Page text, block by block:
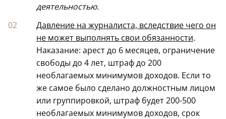
деятельностью.
Давление на журналиста, вследствие чего он
не может выполнять свои обязанности.
Наказание: арест до 6 месяцев, ограничение
свободы до 4 лет, штраф до 200
необлагаемых минимумов доходов. Если то
же самое было сделано должностным лицом
или группировкой, штраф будет 200-500
необлагаемых минимумов доходов, срок